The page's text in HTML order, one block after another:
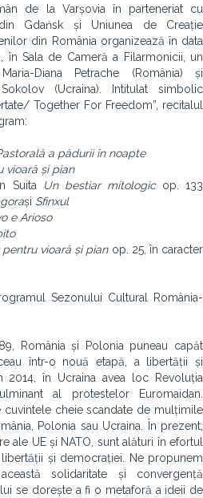
de la Varșovia în parteneriat cu
Gdańsk și Uniunea de Creație
din România organizează în data
în Sala de Cameră a Filarmonicii, un
Diana Petrache (România) și
(Ucraina). Intitulat simbolic
Together For Freedom”, recitalul
a pădurii în noapte
vioară și pian
Suita
Un bestiar mitologicop. 133
și Sfinxul
e Arioso
pentru vioară și pianop. 25, în caracter
Sezonului Cultural România-
România și Polonia puneau capăt
într-o nouă etapă, a libertății și
2014, în Ucraina avea loc Revoluția
al protestelor Euromaidan.
cuvintele cheie scandate de mulțimile
Polonia sau Ucraina. În prezent,
ale UE și NATO, sunt alături în efortul
și democrației. Ne propunem
solidaritate și convergență
se dorește a fi o metaforă a ideii de